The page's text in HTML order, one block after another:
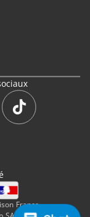
France